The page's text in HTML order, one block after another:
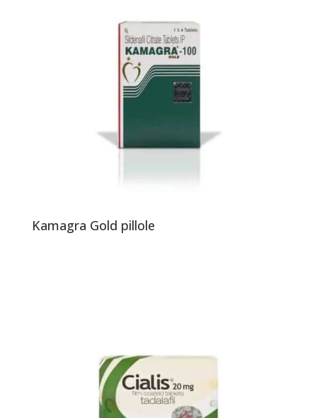
Kamagra Gold pillole